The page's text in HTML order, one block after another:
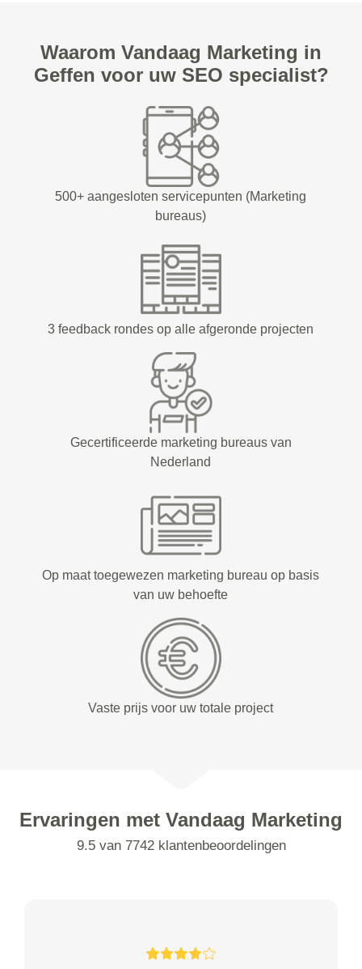
Waarom Vandaag Marketing in
Geffen voor uw SEO specialist?
500+ aangesloten servicepunten (Marketing
bureaus)
3 feedback rondes op alle afgeronde projecten
Gecertificeerde marketing bureaus van
Nederland
Op maat toegewezen marketing bureau op basis
van uw behoefte
Vaste prijs voor uw totale project
Ervaringen met Vandaag Marketing
9.5 van 7742 klantenbeoordelingen